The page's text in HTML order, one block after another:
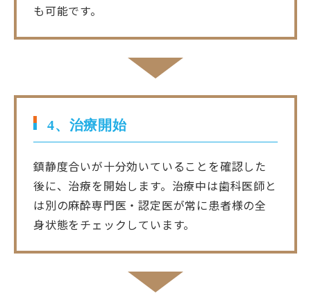
も可能です。
4、治療開始
鎮静度合いが十分効いていることを確認した
後に、治療を開始します。治療中は歯科医師と
は別の麻酔専門医・認定医が常に患者様の全
身状態をチェックしています。